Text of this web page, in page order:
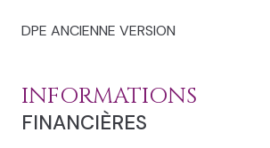
DPE ANCIENNE VERSION
INFORMATIONS
FINANCIÈRES